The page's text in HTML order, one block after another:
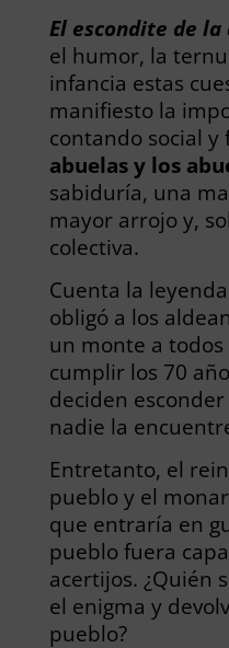
El escondite de la
el humor, la
infancia estas
manifiesto la
contando social
abuelas y los
sabiduría, una
mayor arrojo y,
colectiva.
Cuenta la
obligó a los
un monte a todos
cumplir los 70
deciden
nadie la
Entretanto, el
pueblo y el
que entraría en
pueblo fuera
acertijos. ¿Quién
el enigma y
pueblo?